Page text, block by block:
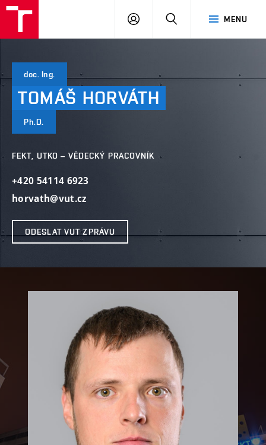
MENU
PŘIHLÁSIT
doc. Ing.
TOMÁŠ HORVÁTH
Ph.D.
FEKT, UTKO – VĚDECKÝ PRACOVNÍK
+420 54114 6923
horvath@vut.cz
ODESLAT VUT ZPRÁVU